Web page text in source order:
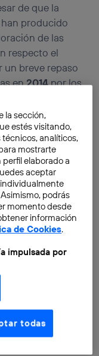
de que la
producido
de las
respecto el
un breve repaso
en2014por los
de software
empresas de
de Estadísticas
gozan de
bajasdel
ciento. Todo
más cotizados
desarrollador
Este perfil
año pasado y
las empresas
de profesionales
la sección,
estés visitando,
analíticos,
mostrarte
elaborado a
aceptar
podrás
momento desde
información
de Cookies.
impulsada por
Utiq para
digital o análisis
web(s)
conexión a
una de las
otorgas tu
todas